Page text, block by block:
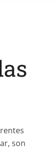
son